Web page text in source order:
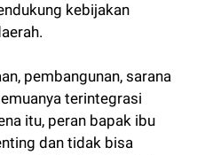
kebijakan
pembangunan, sarana
terintegrasi
itu, peran bapak ibu
dan tidak bisa